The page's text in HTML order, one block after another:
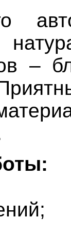
–